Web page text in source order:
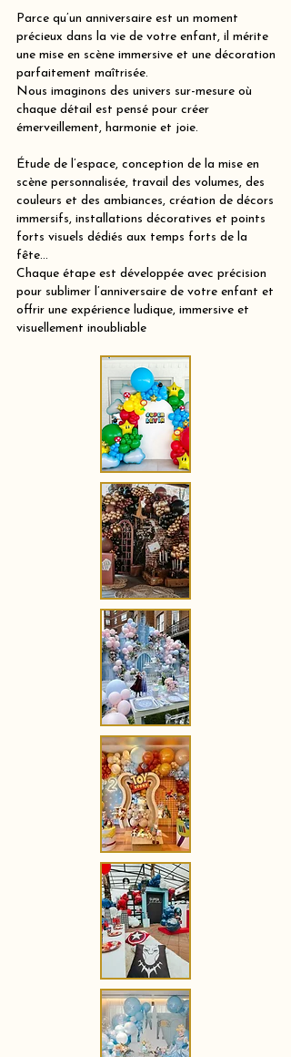
Parce qu’un anniversaire est un moment
précieux dans la vie de votre enfant, il mérite
une mise en scène immersive et une décoration
parfaitement maîtrisée.
Nous imaginons des univers sur-mesure où
chaque détail est pensé pour créer
émerveillement, harmonie et joie.
Étude de l’espace, conception de la mise en
scène personnalisée, travail des volumes, des
couleurs et des ambiances, création de décors
immersifs, installations décoratives et points
forts visuels dédiés aux temps forts de la
fête…
Chaque étape est développée avec précision
pour sublimer l’anniversaire de votre enfant et
offrir une expérience ludique, immersive et
visuellement inoubliable